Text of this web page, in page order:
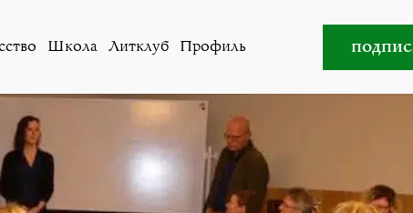
Школа Литклуб Профиль
Почему они учат русский?